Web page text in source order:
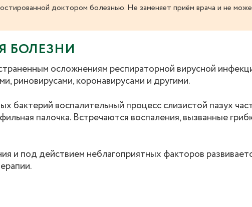
доктором болезнью. Не заменяет приём врача и не
БОЛЕЗНИ
осложнениям респираторной вирусной
риновирусами, коронавирусами и другими.
бактерий воспалительный процесс слизистой пазух
палочка. Встречаются воспаления, вызванные
и под действием неблагоприятных факторов